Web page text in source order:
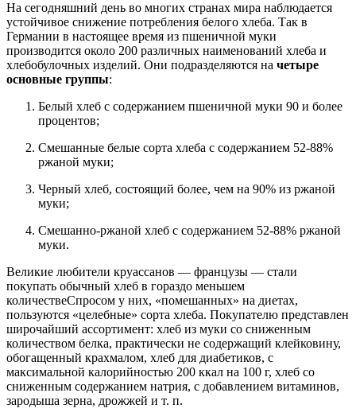
На сегодняшний день во многих странах мира наблюдается
устойчивое снижение потребления белого хлеба. Так в
Германии в настоящее время из пшеничной муки
производится около 200 различных наименований хлеба и
хлебобулочных изделий. Они подразделяются на четыре
основные группы:
Белый хлеб с содержанием пшеничной муки 90 и более
процентов;
Смешанные белые сорта хлеба с содержанием 52-88%
ржаной муки;
Черный хлеб, состоящий более, чем на 90% из ржаной
муки;
Смешанно-ржаной хлеб с содержанием 52-88% ржаной
муки.
Великие любители круассанов — французы — стали
покупать обычный хлеб в гораздо меньшем
количествеСпросом у них, «помешанных» на диетах,
пользуются «целебные» сорта хлеба. Покупателю представлен
широчайший ассортимент: хлеб из муки со сниженным
количеством белка, практически не содержащий клейковину,
обогащенный крахмалом, хлеб для диабетиков, с
максимальной калорийностью 200 ккал на 100 г, хлеб со
сниженным содержанием натрия, с добавлением витаминов,
зародыша зерна, дрожжей и т. п.